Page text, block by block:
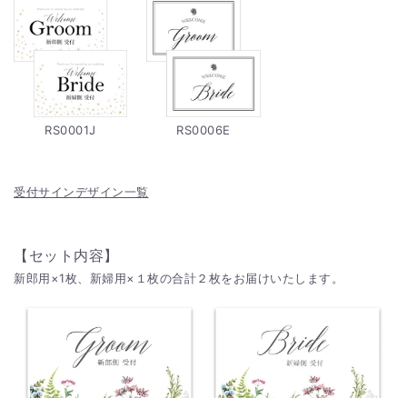
RS0001J RS0006E
受付サインデザイン一覧
【セット内容】
新郎用×1枚、新婦用×１枚の合計２枚をお届けいたします。